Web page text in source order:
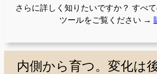
さらに詳しく知りたいですか？ すべ
ツールをご覧ください →
内側から育つ。変化は